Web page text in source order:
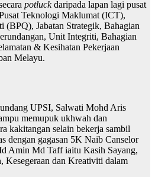
potluckdaripada lapan lagi pusat
Teknologi Maklumat (ICT),
(BPQ), Jabatan Strategik, Bahagian
Unit Integriti, Bahagian
& Kesihatan Pekerjaan
Melayu.
UPSI, Salwati Mohd Aris
memupuk ukhwah dan
kakitangan selain bekerja sambil
dengan gagasan 5K Naib Canselor
Amin Md Taff iaitu Kasih Sayang,
Kesegeraan dan Kreativiti dalam